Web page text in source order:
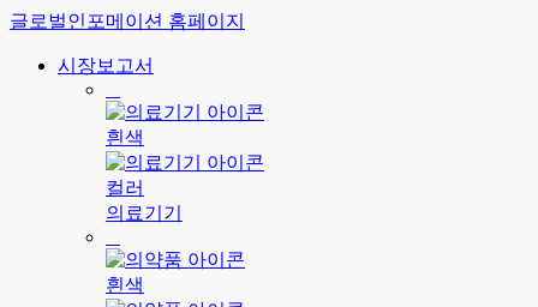
글로벌인포메이션 홈페이지
시장보고서
의료기기